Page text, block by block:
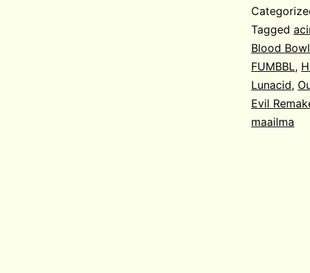
Tagged
Blood Bowl
FUMBBL,
Lunacid,
Evil
maailma